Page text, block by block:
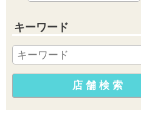
キーワード